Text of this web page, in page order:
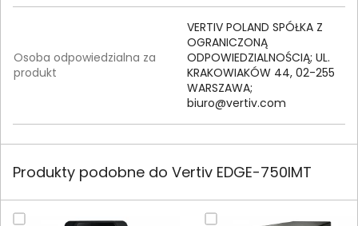
Osoba odpowiedzialna za
produkt
VERTIV POLAND SPÓŁKA Z
OGRANICZONĄ
ODPOWIEDZIALNOŚCIĄ; UL.
KRAKOWIAKÓW 44, 02-255
WARSZAWA;
biuro@vertiv.com
Produkty podobne do Vertiv EDGE-750IMT